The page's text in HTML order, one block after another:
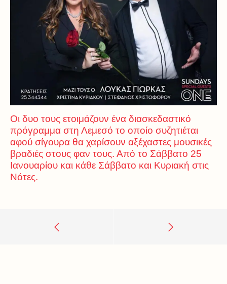
Οι δυο τους ετοιμάζουν ένα διασκεδαστικό
πρόγραμμα στη Λεμεσό το οποίο συζητιέται
αφού σίγουρα θα χαρίσουν αξέχαστες μουσικές
βραδιές στους φαν τους. Από το Σάββατο 25
Ιανουαρίου και κάθε Σάββατο και Κυριακή στις
Νότες.